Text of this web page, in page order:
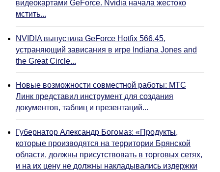
видеокартами GeForce. Nvidia начала жестоко
мстить...
NVIDIA выпустила GeForce Hotfix 566.45,
устраняющий зависания в игре Indiana Jones and
the Great Circle...
Новые возможности совместной работы: МТС
Линк представил инструмент для создания
документов, таблиц и презентаций...
Губернатор Александр Богомаз: «Продукты,
которые производятся на территории Брянской
области, должны присутствовать в торговых сетях,
и на их цену не должны накладывались издержки